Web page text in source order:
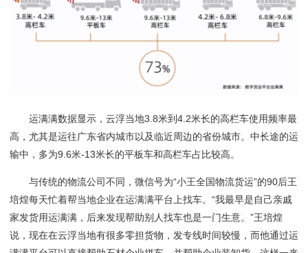
运满满数据显示，云浮当地3.8米到4.2米长的高栏车使用频率最
高，尤其是运往广东省内城市以及临近周边的省份城市。中长途的运
输中，多为9.6米-13米长的平板车和高栏车占比较高。
与传统的物流公司不同，微信号为“小王全国物流货运”的90后王
培煌每天忙着帮当地企业在运满满平台上找车。 “我最早是自己亲戚
家发货用运满满，后来发现帮助别人找车也是一门生意。”王培煌
说，现在在云浮当地有很多零担货物，发专线时间较慢，而他通过运